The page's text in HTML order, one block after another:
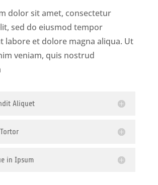
dolor sit amet, consectetur
sed do eiusmod tempor
labore et dolore magna aliqua. Ut
veniam, quis nostrud
Aliquet
in Ipsum